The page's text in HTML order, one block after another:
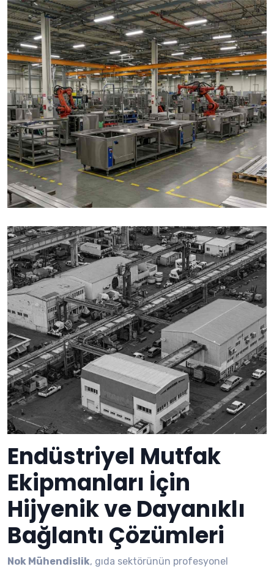
Endüstriyel Mutfak
Ekipmanları İçin
Hijyenik ve Dayanıklı
Bağlantı Çözümleri
Nok Mühendislik, gıda sektörünün profesyonel